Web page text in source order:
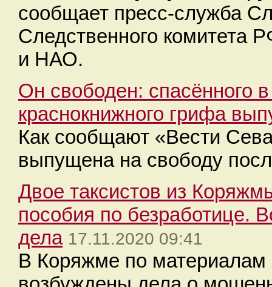
сообщает пресс-служба
Следственного комитета
и НАО.
Он свободен: спасённого
краснокнижного грифа
Как сообщают «Вести
выпущена на свободу
Двое таксистов из
пособия по безработице.
дела 17.11.2020 09:41
В Коряжме по материалам